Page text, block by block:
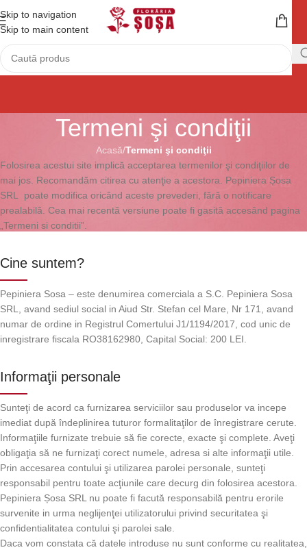
Skip to navigation
Skip to main content
Termeni şi condiţii
Acasă/Termeni şi condiţii
Folosirea acestui site implică acceptarea termenilor şi condiţiilor de
mai jos. Recomandăm citirea cu atenţie a acestora. Pepiniera Șosa
SRL poate modifica oricând aceste prevederi, fără o notificare
prealabilă. Cea mai recentă versiune poate fi gasită accesând pagina
„Termeni si conditii”.
Cine suntem?
Pepiniera Sosa – este denumirea comerciala a S.C. Pepiniera Sosa
SRL, avand sediul social in Aiud Str. Stefan cel Mare, Nr 171, avand
numar de ordine in Registrul Comertului J1/1194/2017, cod unic de
inregistrare fiscala RO38162980, Capital Social: 200 LEI.
Informaţii personale
Sunteţi de acord ca furnizarea serviciilor sau produselor va incepe
imediat după îndeplinirea tuturor formalitaţilor de înregistrare cerute.
Informaţiile furnizate trebuie să fie corecte, exacte şi complete. Aveţi
obligaţia să ne furnizaţi corect numele, adresa si alte informaţii utile.
Prin accesarea contului şi utilizarea parolei personale, sunteţi
responsabil pentru toate acţiunile care decurg din folosirea acestora.
Pepiniera Șosa SRL nu poate fi facută responsabilă pentru erorile
survenite in urma neglijenţei utilizatorului privind securitatea şi
confidentialitatea contului şi parolei sale.
Daca vom constata că datele introduse nu sunt conforme cu realitatea,